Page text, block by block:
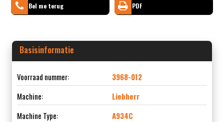
Bel me terug PDF
Basisinformatie
Voorraad nummer:
3968-012
Machine:
Liebherr
Machine Type:
A934C